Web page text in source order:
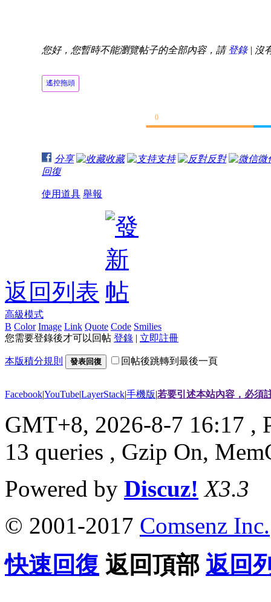
您好，您暫時不能瀏覽帖子的全部內容，請登錄| 沒
遙控拖頭
0
分享 收藏 支持 反對
微
回復
使用道具 舉報
返回列表
高級模式
B Color Image Link Quote Code Smilies
您需要登錄後才可以回帖 登錄 | 立即註冊
本版積分規則 發表回復 回帖後跳轉到最後一頁
Facebook|YouTube|LayerStack|手機版|若要引述本站內容，必須
GMT+8, 2026-8-7 16:17 ,
13 queries , Gzip On,
Powered by Discuz! X3.3
© 2001-2017 Comsenz Inc.
快速回復 返回頂部 返回